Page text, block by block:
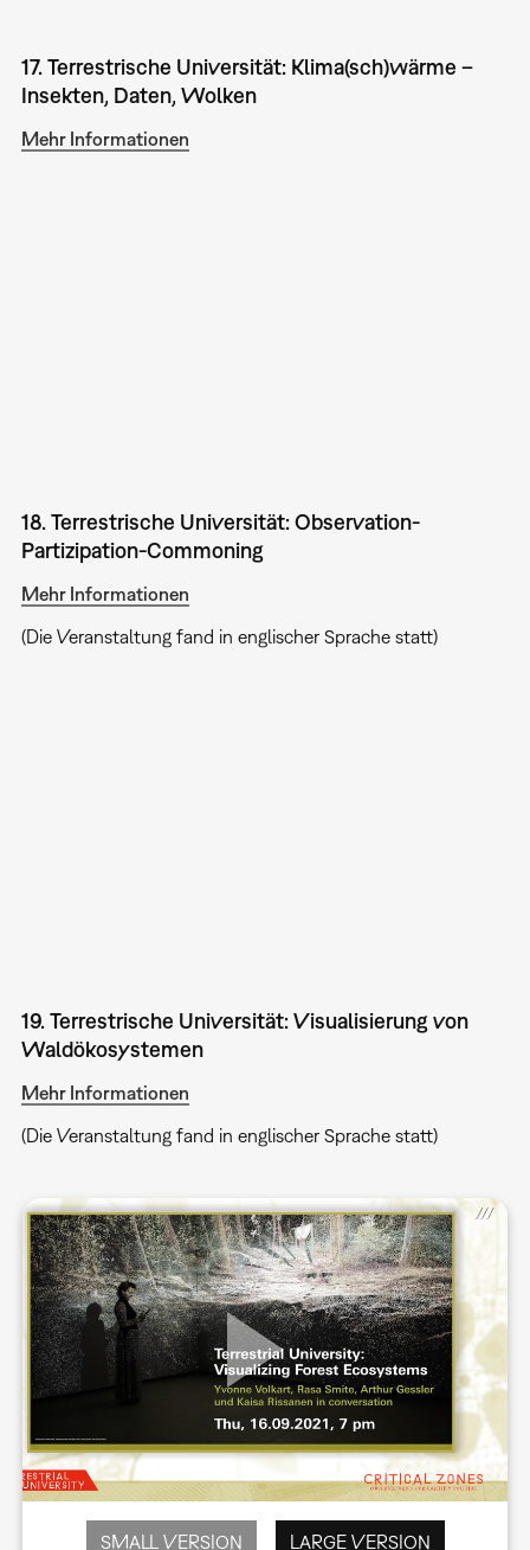
17. Terrestrische Universität: Klima(sch)wärme –
Insekten, Daten, Wolken
Mehr Informationen
18. Terrestrische Universität: Observation-
Partizipation-Commoning
Mehr Informationen
(Die Veranstaltung fand in englischer Sprache statt)
19. Terrestrische Universität: Visualisierung von
Waldökosystemen
Mehr Informationen
(Die Veranstaltung fand in englischer Sprache statt)
SMALL VERSION LARGE VERSION